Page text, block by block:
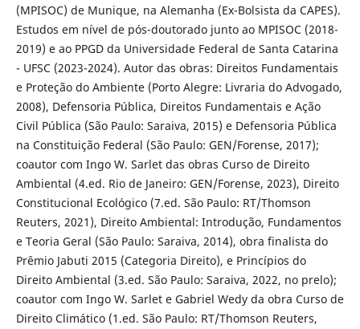
(MPISOC) de Munique, na Alemanha (Ex-Bolsista da CAPES).
Estudos em nível de pós-doutorado junto ao MPISOC (2018-
2019) e ao PPGD da Universidade Federal de Santa Catarina
- UFSC (2023-2024). Autor das obras: Direitos Fundamentais
e Proteção do Ambiente (Porto Alegre: Livraria do Advogado,
2008), Defensoria Pública, Direitos Fundamentais e Ação
Civil Pública (São Paulo: Saraiva, 2015) e Defensoria Pública
na Constituição Federal (São Paulo: GEN/Forense, 2017);
coautor com Ingo W. Sarlet das obras Curso de Direito
Ambiental (4.ed. Rio de Janeiro: GEN/Forense, 2023), Direito
Constitucional Ecológico (7.ed. São Paulo: RT/Thomson
Reuters, 2021), Direito Ambiental: Introdução, Fundamentos
e Teoria Geral (São Paulo: Saraiva, 2014), obra finalista do
Prêmio Jabuti 2015 (Categoria Direito), e Princípios do
Direito Ambiental (3.ed. São Paulo: Saraiva, 2022, no prelo);
coautor com Ingo W. Sarlet e Gabriel Wedy da obra Curso de
Direito Climático (1.ed. São Paulo: RT/Thomson Reuters,